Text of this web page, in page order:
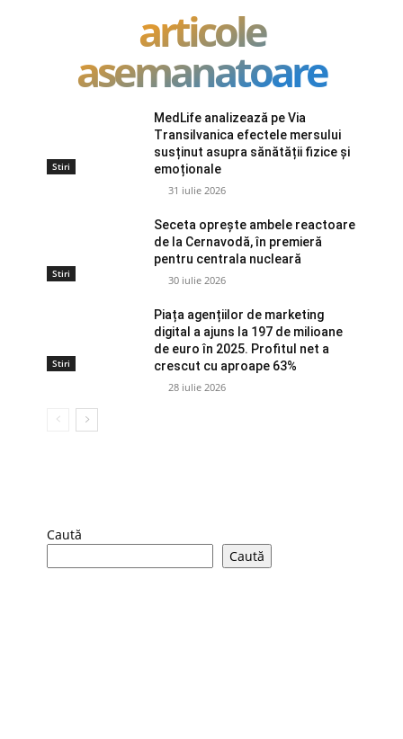
articole
asemanatoare
Stiri
MedLife analizează pe Via
Transilvanica efectele mersului
susținut asupra sănătății fizice și
emoționale
31 iulie 2026
Stiri
Seceta oprește ambele reactoare
de la Cernavodă, în premieră
pentru centrala nucleară
30 iulie 2026
Stiri
Piața agențiilor de marketing
digital a ajuns la 197 de milioane
de euro în 2025. Profitul net a
crescut cu aproape 63%
28 iulie 2026
Caută
Caută